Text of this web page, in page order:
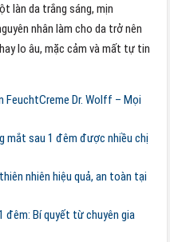
làn da trắng sáng, mịn
nhân làm cho da trở nên
lo âu, mặc cảm và mất tự tin
FeuchtCreme Dr. Wolff – Mọi
mắt sau 1 đêm được nhiều chị
nhiên hiệu quả, an toàn tại
đêm: Bí quyết từ chuyên gia